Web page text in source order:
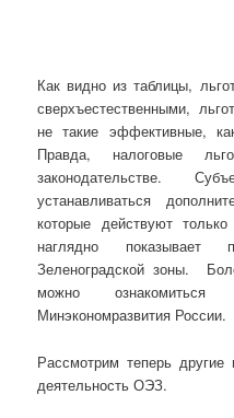
Как видно из таблицы,
сверхъестественными,
не такие эффективные,
Правда, налоговые
законодательстве.
устанавливаться
которые действуют
наглядно показывает
Зеленоградской зоны.
можно
Минэкономразвития России.
Рассмотрим теперь
деятельность ОЭЗ.